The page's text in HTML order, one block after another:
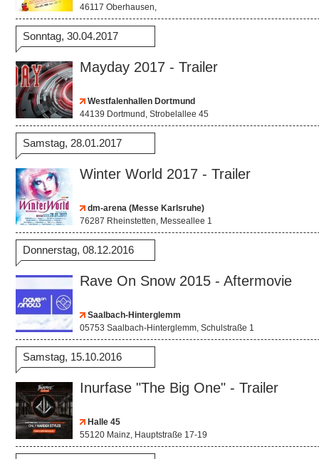
46117 Oberhausen,
Sonntag, 30.04.2017
Mayday 2017 - Trailer
Westfalenhallen Dortmund
44139 Dortmund, Strobelallee 45
Samstag, 28.01.2017
Winter World 2017 - Trailer
dm-arena (Messe Karlsruhe)
76287 Rheinstetten, Messeallee 1
Donnerstag, 08.12.2016
Rave On Snow 2015 - Aftermovie
Saalbach-Hinterglemm
05753 Saalbach-Hinterglemm, Schulstraße 1
Samstag, 15.10.2016
Inurfase "The Big One" - Trailer
Halle 45
55120 Mainz, Hauptstraße 17-19